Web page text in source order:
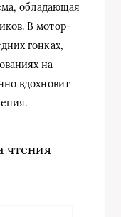
обладающая
В мотор-
гонках,
на
вдохновит
чтения